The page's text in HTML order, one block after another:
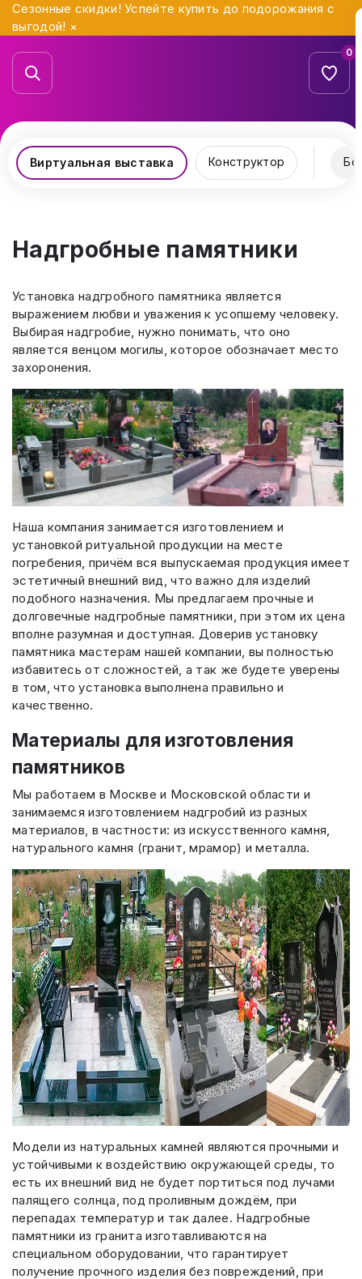
Сезонные скидки! Успейте купить до подорожания с
выгодой! ×
0
Виртуальная выставка Конструктор
Надгробные памятники
Установка надгробного памятника является
выражением любви и уважения к усопшему человеку.
Выбирая надгробие, нужно понимать, что оно
является венцом могилы, которое обозначает место
захоронения.
Наша компания занимается изготовлением и
установкой ритуальной продукции на месте
погребения, причём вся выпускаемая продукция имеет
эстетичный внешний вид, что важно для изделий
подобного назначения. Мы предлагаем прочные и
долговечные надгробные памятники, при этом их цена
вполне разумная и доступная. Доверив установку
памятника мастерам нашей компании, вы полностью
избавитесь от сложностей, а так же будете уверены
в том, что установка выполнена правильно и
качественно.
Материалы для изготовления
памятников
Мы работаем в Москве и Московской области и
занимаемся изготовлением надгробий из разных
материалов, в частности: из искусственного камня,
натурального камня (гранит, мрамор) и металла.
Модели из натуральных камней являются прочными и
устойчивыми к воздействию окружающей среды, то
есть их внешний вид не будет портиться под лучами
палящего солнца, под проливным дождём, при
перепадах температур и так далее. Надгробные
памятники из гранита изготавливаются на
специальном оборудовании, что гарантирует
получение прочного изделия без повреждений, при